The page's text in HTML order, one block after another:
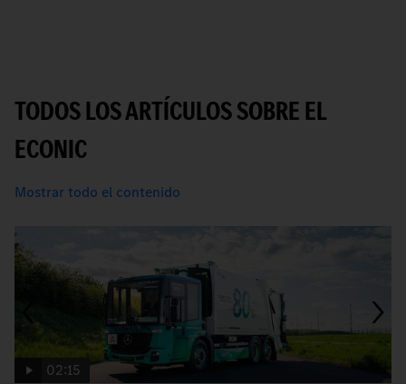
TODOS LOS ARTÍCULOS SOBRE EL
ECONIC
Mostrar todo el contenido
02:15